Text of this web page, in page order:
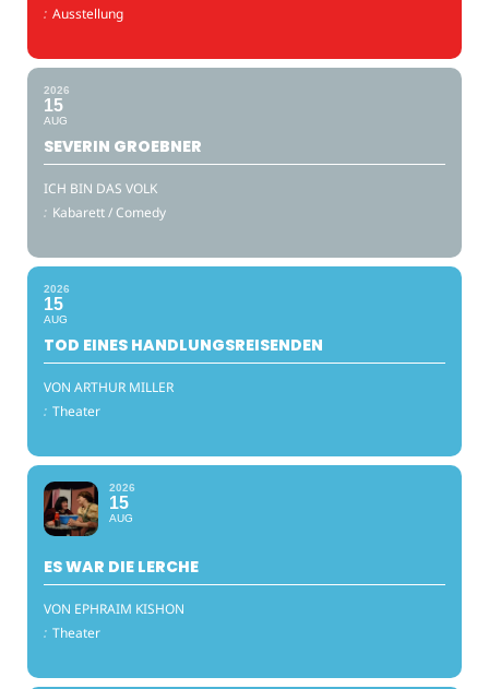
: Ausstellung
2026
15
AUG
SEVERIN GROEBNER
ICH BIN DAS VOLK
: Kabarett / Comedy
2026
15
AUG
TOD EINES HANDLUNGSREISENDEN
VON ARTHUR MILLER
: Theater
2026
15
AUG
ES WAR DIE LERCHE
VON EPHRAIM KISHON
: Theater